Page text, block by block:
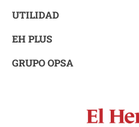
UTILIDAD
EH PLUS
GRUPO OPSA